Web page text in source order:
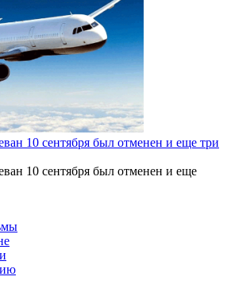
10 сентября был отменен и еще три
10 сентября был отменен и еще